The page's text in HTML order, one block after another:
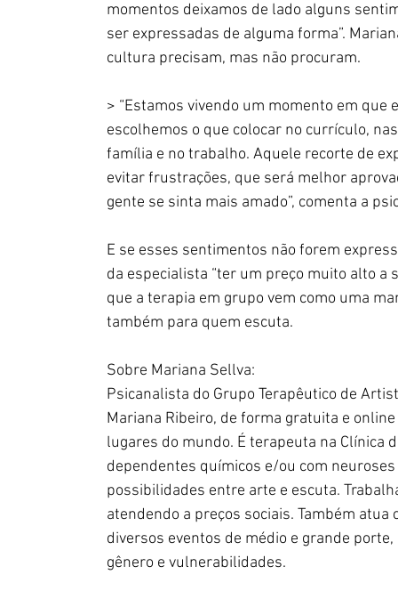
momentos deixamos de lado alguns
ser expressadas de alguma forma”.
cultura precisam, mas não procuram.
> “Estamos vivendo um momento em que
escolhemos o que colocar no currículo,
família e no trabalho. Aquele recorte de
evitar frustrações, que será melhor
gente se sinta mais amado”, comenta a
E se esses sentimentos não forem
da especialista “ter um preço muito alto a
que a terapia em grupo vem como uma
também para quem escuta.
Sobre Mariana Sellva:
Psicanalista do Grupo Terapêutico de
Mariana Ribeiro, de forma gratuita e
lugares do mundo. É terapeuta na Clínica
dependentes químicos e/ou com
possibilidades entre arte e escuta.
atendendo a preços sociais. Também atua
diversos eventos de médio e grande
gênero e vulnerabilidades.